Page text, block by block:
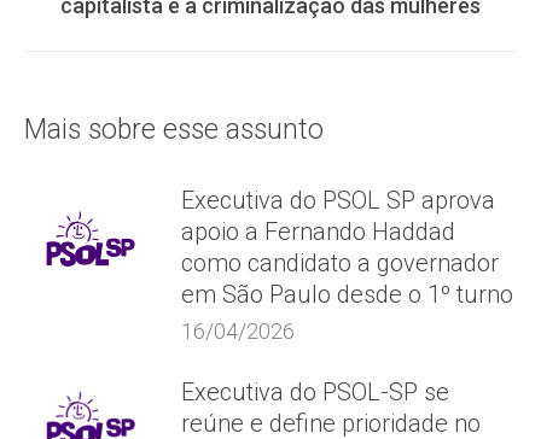
post:
capitalista e a criminalização das mulheres
Mais sobre esse assunto
Executiva do PSOL SP aprova
apoio a Fernando Haddad
como candidato a governador
em São Paulo desde o 1º turno
16/04/2026
Executiva do PSOL-SP se
reúne e define prioridade no